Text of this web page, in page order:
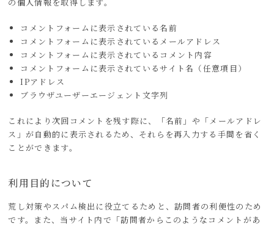
コメントフォームに表示されている名前
コメントフォームに表示されているメールアドレス
コメントフォームに表示されているコメント内容
コメントフォームに表示されているサイト名（任意項目）
IPアドレス
ブラウザユーザーエージェント文字列
これにより次回コメントを残す際に、「名前」や「メールアドレ
ス」が自動的に表示されるため、それらを再入力する手間を省く
ことができます。
利用目的について
荒し対策やスパム検出に役立てるためと、訪問者の利便性のため
です。また、当サイト内で「訪問者からこのようなコメントがあ